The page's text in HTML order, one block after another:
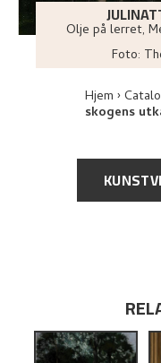
Olje på lerret,
Foto:
Hjem
skogens